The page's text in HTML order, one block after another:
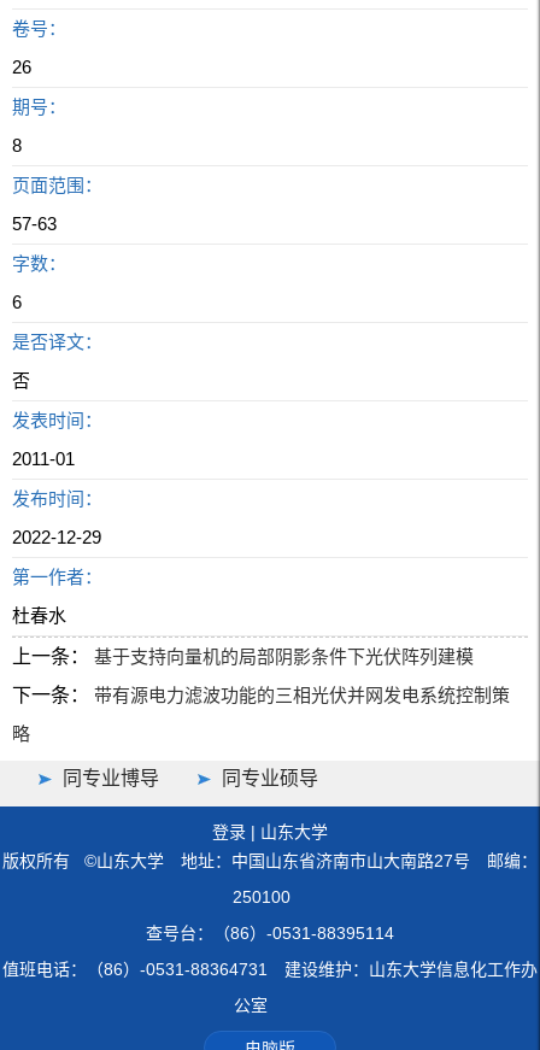
卷号：
26
期号：
8
页面范围：
57-63
字数：
6
是否译文：
否
发表时间：
2011-01
发布时间：
2022-12-29
第一作者：
杜春水
上一条：
基于支持向量机的局部阴影条件下光伏阵列建模
下一条：
带有源电力滤波功能的三相光伏并网发电系统控制策
略
同专业博导 同专业硕导
登录 | 山东大学
版权所有 ©山东大学 地址：中国山东省济南市山大南路27号 邮编：
250100
查号台：（86）-0531-88395114
值班电话：（86）-0531-88364731 建设维护：山东大学信息化工作办
公室